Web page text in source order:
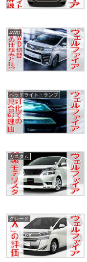
4WD
ヘッドライト・ランプ
カスタム
グレード